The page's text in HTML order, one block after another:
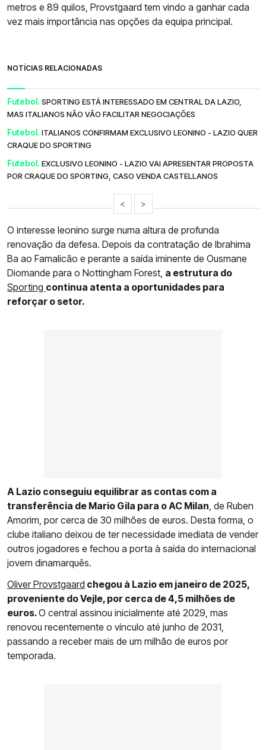
metros e 89 quilos, Provstgaard tem vindo a ganhar cada
vez mais importância nas opções da equipa principal.
NOTÍCIAS RELACIONADAS
Futebol. SPORTING ESTÁ INTERESSADO EM CENTRAL DA LAZIO,
MAS ITALIANOS NÃO VÃO FACILITAR NEGOCIAÇÕES
Futebol. ITALIANOS CONFIRMAM EXCLUSIVO LEONINO - LAZIO QUER
CRAQUE DO SPORTING
Futebol. EXCLUSIVO LEONINO - LAZIO VAI APRESENTAR PROPOSTA
POR CRAQUE DO SPORTING, CASO VENDA CASTELLANOS
< >
O interesse leonino surge numa altura de profunda
renovação da defesa. Depois da contratação de Ibrahima
Ba ao Famalicão e perante a saída iminente de Ousmane
Diomande para o Nottingham Forest, a estrutura do
Sporting continua atenta a oportunidades para
reforçar o setor.
A Lazio conseguiu equilibrar as contas com a
transferência de Mario Gila para o AC Milan , de Ruben
Amorim, por cerca de 30 milhões de euros. Desta forma, o
clube italiano deixou de ter necessidade imediata de vender
outros jogadores e fechou a porta à saída do internacional
jovem dinamarquês.
Oliver Provstgaard chegou à Lazio em janeiro de 2025,
proveniente do Vejle, por cerca de 4,5 milhões de
euros.O central assinou inicialmente até 2029, mas
renovou recentemente o vínculo até junho de 2031,
passando a receber mais de um milhão de euros por
temporada.